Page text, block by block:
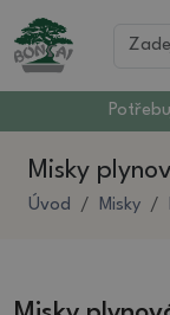
Misky
Úvod Misky